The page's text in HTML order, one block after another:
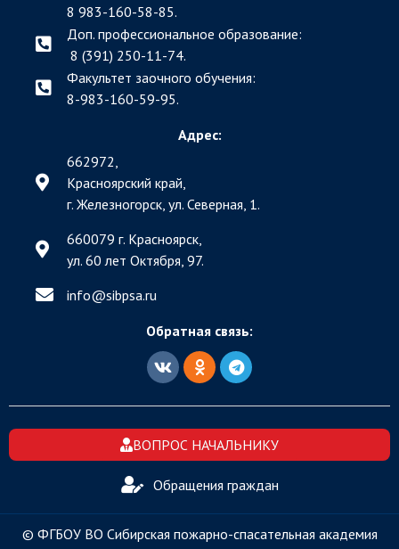
8 983-160-58-85.
Доп. профессиональное образование:
8 (391) 250-11-74.
Факультет заочного обучения:
8-983-160-59-95.
Адрес:
662972,
Красноярский край,
г. Железногорск, ул. Северная, 1.
660079 г. Красноярск,
ул. 60 лет Октября, 97.
info@sibpsa.ru
Обратная связь:
ВОПРОС НАЧАЛЬНИКУ
Обращения граждан
© ФГБОУ ВО Сибирская пожарно-спасательная академия